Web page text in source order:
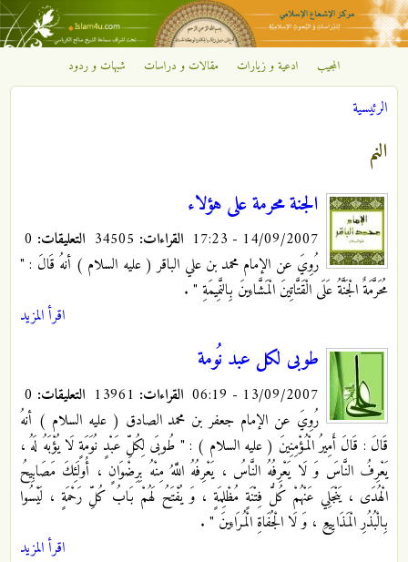
تجاوز إلى المحتوى الرئيسي
مركز
الإشعاع
الإسلامي
المجيب ادعية و زيارات مقالات و دراسات شبهات و ردود
أنت هنا
الرئيسية
النم
الجنة محرمة على هؤلاء
14/09/2007 - 17:23 القراءات: التعليقات:
رُوِيَ عن الإمام محمد بن علي الباقر ( عليه السلام ) أنهُ قَالَ : "
مُحَرَّمَةٌ الْجَنَّةُ عَلَى الْقَتَّاتِينَ الْمَشَّاءِينَ بِالنَّمِيمَةِ " .
اقرأ المزيد
طوبى لكل عبد نُومة
13/09/2007 - 06:19 القراءات: التعليقات:
رُوِيَ عن الإمام جعفر بن محمد الصادق ( عليه السلام ) أنهُ
قَالَ : قَالَ أَمِيرُ الْمُؤْمِنِينَ ( عليه السلام ) : " طُوبَى لِكُلِّ عَبْدٍ نُوَمَةٍ لَا يُؤْبَهُ لَهُ ،
يَعْرِفُ النَّاسَ وَ لَا يَعْرِفُهُ النَّاسُ ، يَعْرِفُهُ اللَّهُ مِنْهُ بِرِضْوَانٍ ، أُولَئِكَ مَصَابِيحُ
الْهُدَى ، يَنْجَلِي عَنْهُمْ كُلُّ فِتْنَةٍ مُظْلِمَةٍ ، وَ يُفْتَحُ لَهُمْ بَابُ كُلِّ رَحْمَةٍ ، لَيْسُوا
بِالْبُذُرِ الْمَذَايِيعِ ، وَ لَا الْجُفَاةِ الْمُرَاءِينَ " .
اقرأ المزيد